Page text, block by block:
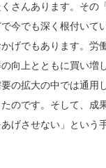
さんあります。その
今でも深く根付いて
げでもあります。労
向上とともに買い
の拡大の中では通用
のです。そして、
げさせない」という